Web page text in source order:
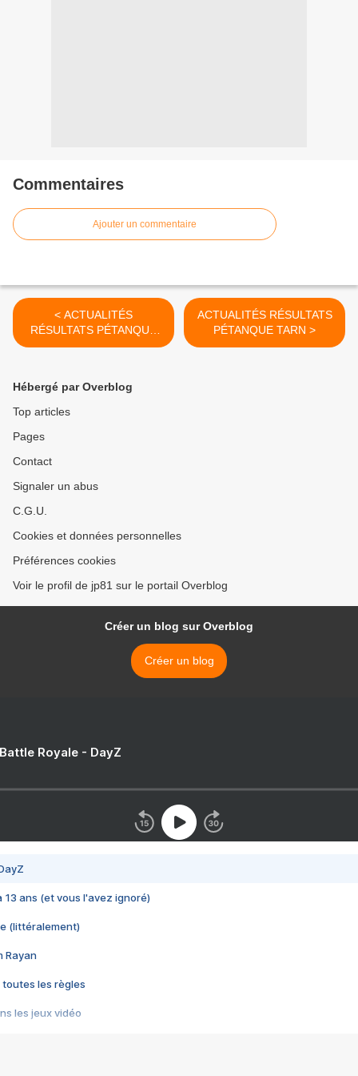
Commentaires
Ajouter un commentaire
< ACTUALITÉS
RÉSULTATS PÉTANQUE
TARN
ACTUALITÉS RÉSULTATS
PÉTANQUE TARN >
Hébergé par Overblog
Top articles
Pages
Contact
Signaler un abus
C.G.U.
Cookies et données personnelles
Préférences cookies
Voir le profil de jp81 sur le portail Overblog
Créer un blog sur Overblog
Créer un blog
Royale - DayZ
13 ans (et vous l'avez ignoré)
(littéralement)
Rayan
toutes les règles
les jeux vidéo